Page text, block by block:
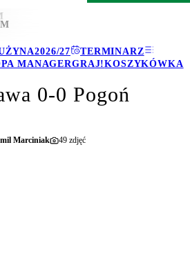
2026/27
TERMINARZ
MANAGERGRAJ!KOSZYKÓWKA
0-0 Pogoń
Marciniak 49 zdjęć